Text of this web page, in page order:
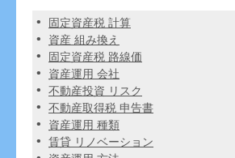
固定資産税 計算
資産 組み換え
固定資産税 路線価
資産運用 会社
不動産投資 リスク
不動産取得税 申告書
資産運用 種類
賃貸 リノベーション